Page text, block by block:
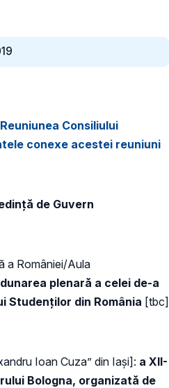
Consiliului
conexe acestei reuniuni
de Guvern
a României/Aula
plenară a celei de-a
Studenților din România [tbc]
Ioan Cuza” din Iași]: a XII-
Bologna, organizată de